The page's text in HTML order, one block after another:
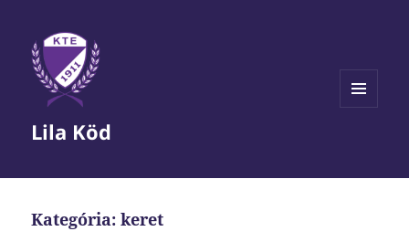
Lila Köd
Kategória:keret